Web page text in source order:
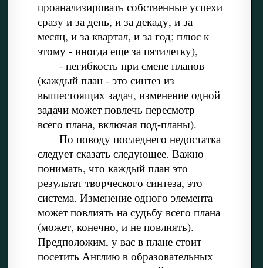
проанализировать собственные успехи
сразу и за день, и за декаду, и за
месяц, и за квартал, и за год; плюс к
этому - иногда еще за пятилетку),
- негибкость при смене планов
(каждый план - это синтез из
вышестоящих задач, изменение одной
задачи может повлечь пересмотр
всего плана, включая под-планы).
По поводу последнего недостатка
следует сказать следующее. Важно
понимать, что каждый план это
результат творческого синтеза, это
система. Изменение одного элемента
может повлиять на судьбу всего плана
(может, конечно, и не повлиять).
Предположим, у вас в плане стоит
посетить Англию в образовательных